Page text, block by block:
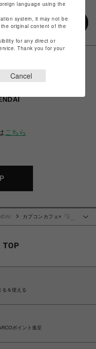
こちら
カプコンカフェ×「囚
る＆使える
ポイント進呈
language using the
system, it may not be
original content of the
for any direct or
Thank you for your
Cancel